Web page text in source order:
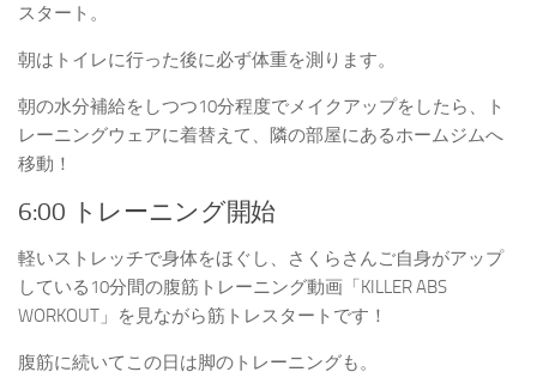
スタート。
朝はトイレに行った後に必ず体重を測ります。
朝の水分補給をしつつ10分程度でメイクアップをしたら、ト
レーニングウェアに着替えて、 隣の部屋にあるホームジムへ
移動！
6:00 トレーニング開始
軽いストレッチで身体をほぐし、さくらさんご自身がアップ
している 10分間の腹筋トレーニング動画「KILLER ABS
WORKOUT」
を見ながら筋トレスタートです！
腹筋に続いてこの日は脚のトレーニングも。